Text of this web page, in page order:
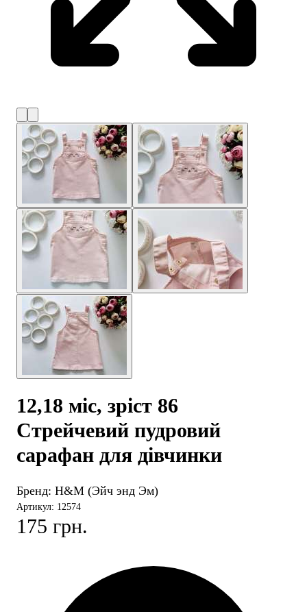
12,18 міс, зріст 86
Стрейчевий пудровий
сарафан для дівчинки
Бренд: H&M (Эйч энд Эм)
Артикул: 12574
175 грн.